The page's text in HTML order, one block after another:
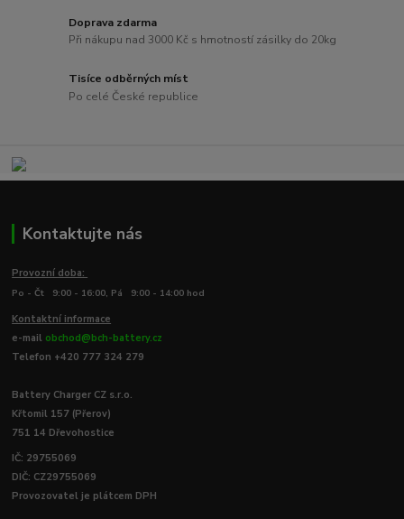
Doprava zdarma
Při nákupu nad 3000 Kč s hmotností zásilky do 20kg
Tisíce odběrných míst
Po celé České republice
Kontaktujte nás
Provozní doba:
Po - Čt 9:00 - 16:00, Pá 9:00 - 14:00 hod
Kontaktní informace
e-mail obchod@bch-battery.cz
Telefon +420 777 324 279
Battery Charger CZ s.r.o.
Křtomil 157 (Přerov)
751 14 Dřevohostice
IČ: 29755069
DIČ: CZ29755069
Provozovatel je plátcem DPH